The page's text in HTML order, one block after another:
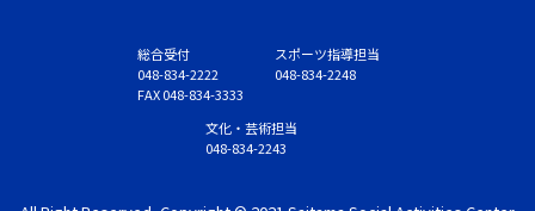
総合受付
048-834-2222
FAX 048-834-3333
スポーツ指導担当
048-834-2248
文化・芸術担当
048-834-2243